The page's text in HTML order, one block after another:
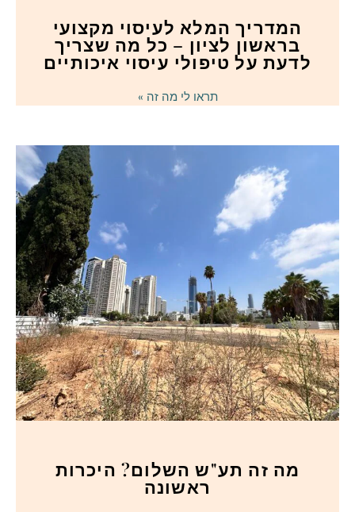
המדריך המלא לעיסוי מקצועי
בראשון לציון – כל מה שצריך
לדעת על טיפולי עיסוי איכותיים
תראו לי מה זה »
מה זה תע"ש השלום? היכרות
ראשונה